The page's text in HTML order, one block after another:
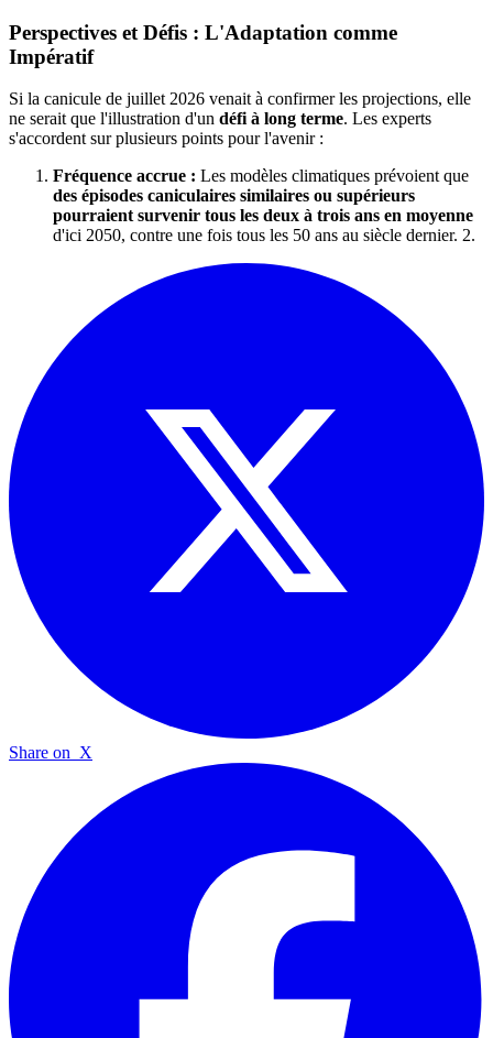
Perspectives et Défis : L'Adaptation comme
Impératif
Si la canicule de juillet 2026 venait à confirmer les projections, elle
ne serait que l'illustration d'un défi à long terme. Les experts
s'accordent sur plusieurs points pour l'avenir :
Fréquence accrue : Les modèles climatiques prévoient que
des épisodes caniculaires similaires ou supérieurs
pourraient survenir tous les deux à trois ans en moyenne
d'ici 2050, contre une fois tous les 50 ans au siècle dernier. 2.
Share on X